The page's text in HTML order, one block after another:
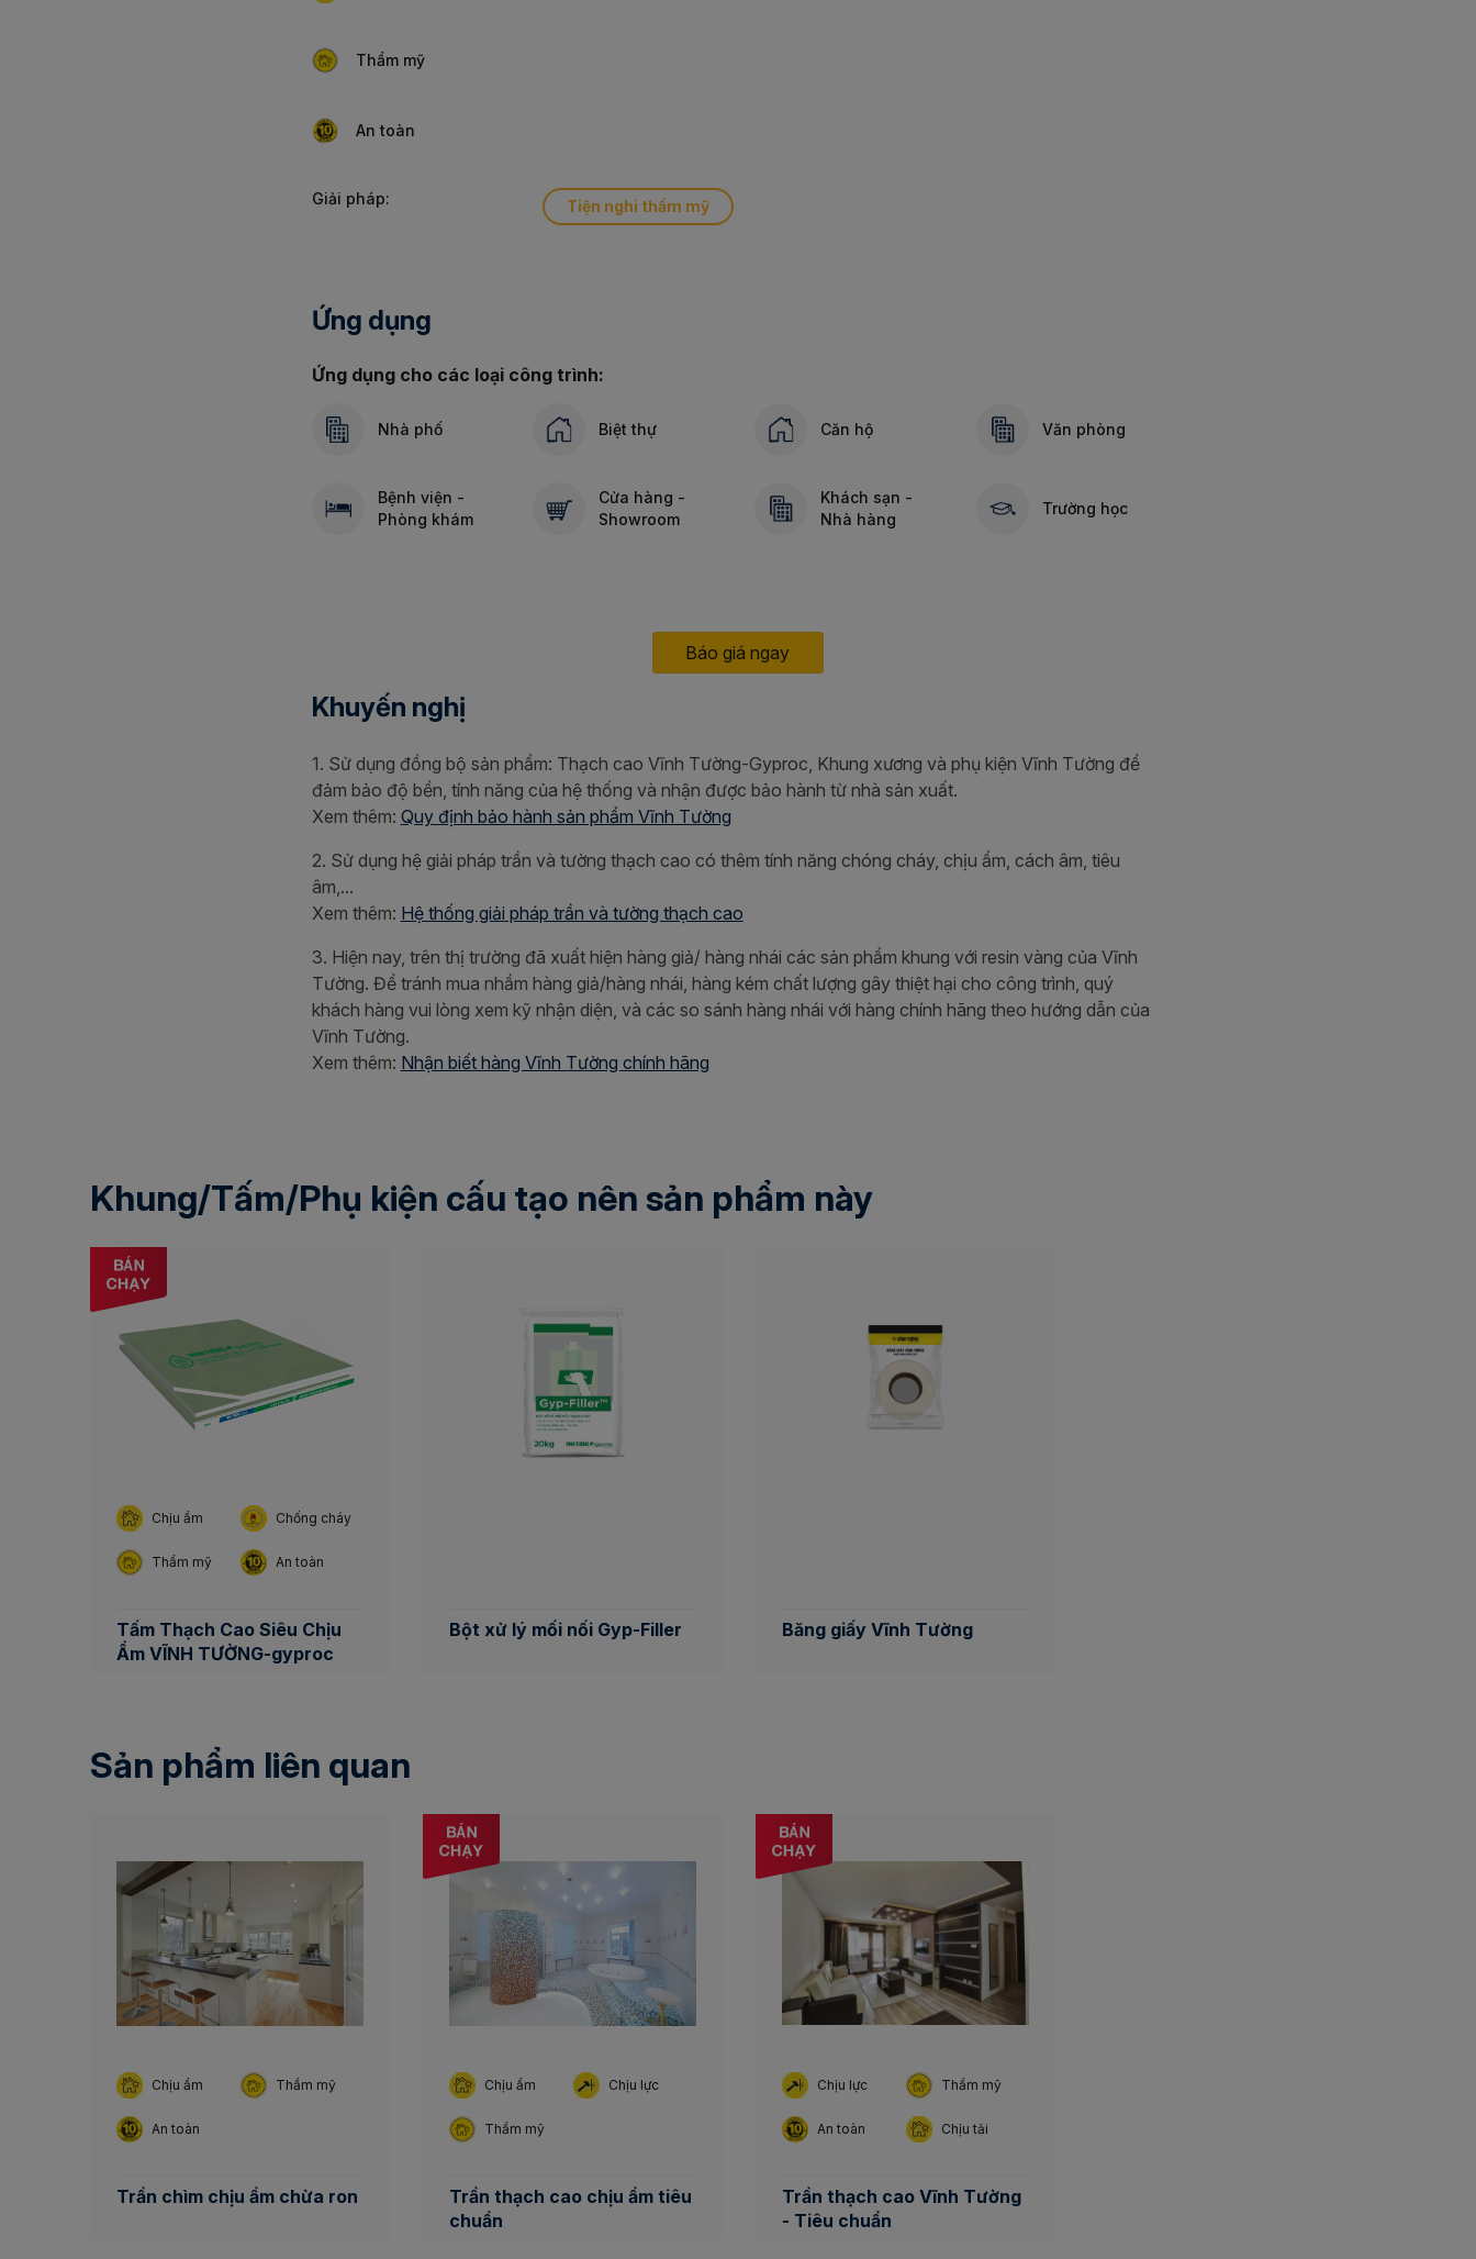
Thẩm mỹ
An toàn
Giải pháp: Tiện nghi thẩm mỹ
Ứng dụng
Ứng dụng cho các loại công trình:
Nhà phố Biệt thự Căn hộ Văn phòng
Bệnh viện -
Phòng khám
Cửa hàng -
Showroom
Khách sạn -
Nhà hàng
Trường học
Báo giá ngay
Khuyến nghị
1. Sử dụng đồng bộ sản phẩm: Thạch cao Vĩnh Tường-Gyproc, Khung xương và phụ kiện Vĩnh Tường để
đảm bảo độ bền, tính năng của hệ thống và nhận được bảo hành từ nhà sản xuất.
Xem thêm: Quy định bảo hành sản phẩm Vĩnh Tường
2. Sử dụng hệ giải pháp trần và tường thạch cao có thêm tính năng chóng cháy, chịu ẩm, cách âm, tiêu
âm,...
Xem thêm: Hệ thống giải pháp trần và tường thạch cao
3. Hiện nay, trên thị trường đã xuất hiện hàng giả/ hàng nhái các sản phẩm khung với resin vàng của Vĩnh
Tường. Để tránh mua nhầm hàng giả/hàng nhái, hàng kém chất lượng gây thiệt hại cho công trình, quý
khách hàng vui lòng xem kỹ nhận diện, và các so sánh hàng nhái với hàng chính hãng theo hướng dẫn của
Vĩnh Tường.
Xem thêm: Nhận biết hàng Vĩnh Tường chính hãng
Khung/Tấm/Phụ kiện cấu tạo nên sản phẩm này
Chịu ẩm Chống cháy
Thẩm mỹ An toàn
Tấm Thạch Cao Siêu Chịu
Ẩm VĨNH TƯỜNG-gyproc
Bột xử lý mối nối Gyp-Filler Băng giấy Vĩnh Tường
Sản phẩm liên quan
Chịu ẩm Thẩm mỹ
An toàn
Trần chìm chịu ẩm chừa ron
Chịu ẩm Chịu lực
Thẩm mỹ
Trần thạch cao chịu ẩm tiêu
chuẩn
Chịu lực Thẩm mỹ
An toàn Chịu tải
Trần thạch cao Vĩnh Tường
- Tiêu chuẩn